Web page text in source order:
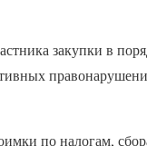
закупки в
по налогам,